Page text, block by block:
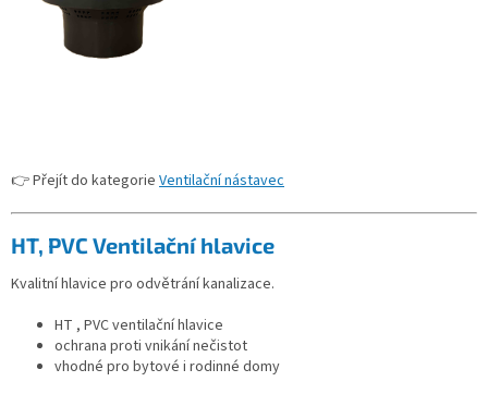
👉 Přejít do kategorie Ventilační nástavec
HT, PVC Ventilační hlavice
Kvalitní hlavice pro odvětrání kanalizace.
HT , PVC ventilační hlavice
ochrana proti vnikání nečistot
vhodné pro bytové i rodinné domy